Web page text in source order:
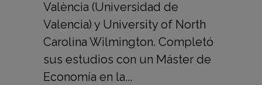
València (Universidad de
Valencia) y University of North
Carolina Wilmington. Completó
sus estudios con un Máster de
Economía en la...